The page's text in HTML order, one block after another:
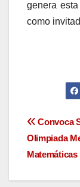
genera
como
de
Convoca
Olimpiada
Matemáticas